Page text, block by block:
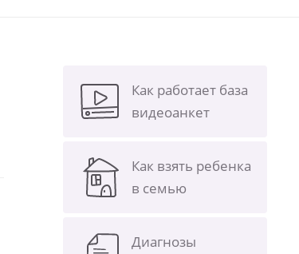
Как работает база
видеоанкет
Как взять ребенка
в семью
Диагнозы